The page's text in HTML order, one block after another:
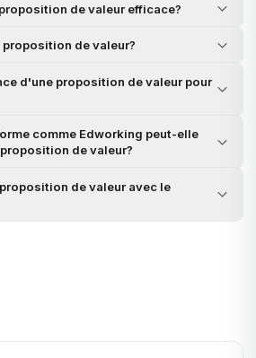
de valeur efficace?
de valeur?
d'une proposition de valeur pour
comme Edworking peut-elle
de valeur?
de valeur avec le